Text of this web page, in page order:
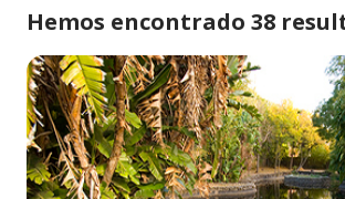
Hemos encontrado 38